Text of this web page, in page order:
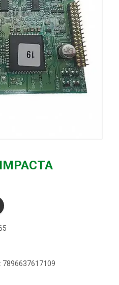
7896637617109